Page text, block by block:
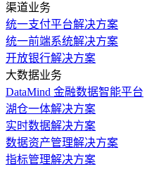
渠道业务
统一支付平台解决方案
统一前端系统解决方案
开放银行解决方案
大数据业务
DataMind 金融数据智能平台
湖仓一体解决方案
实时数据解决方案
数据资产管理解决方案
指标管理解决方案